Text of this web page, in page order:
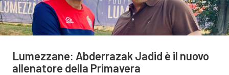
Lumezzane: Abderrazak Jadid è il nuovo
allenatore della Primavera